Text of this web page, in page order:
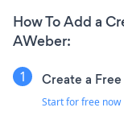
How To Add a
AWeber:
Create a
Start for free now